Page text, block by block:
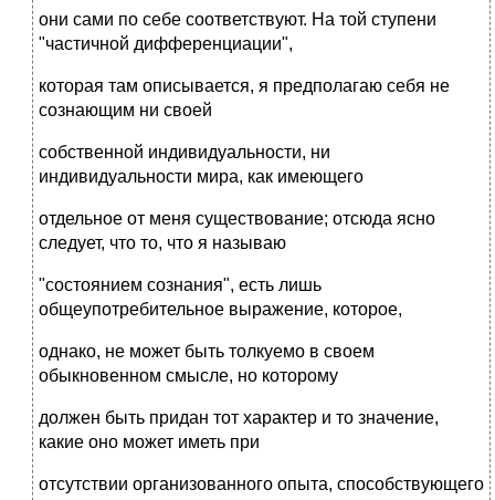
они сами по себе соответствуют. На той ступени
"частичной дифференциации",
которая там описывается, я предполагаю себя не
сознающим ни своей
собственной индивидуальности, ни
индивидуальности мира, как имеющего
отдельное от меня существование; отсюда ясно
следует, что то, что я называю
"состоянием сознания", есть лишь
общеупотребительное выражение, которое,
однако, не может быть толкуемо в своем
обыкновенном смысле, но которому
должен быть придан тот характер и то значение,
какие оно может иметь при
отсутствии организованного опыта, способствующего